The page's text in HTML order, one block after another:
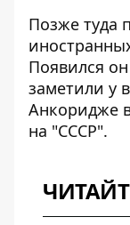
Позже туда
Появился
заметили у
Анкоридже
на "СССР".